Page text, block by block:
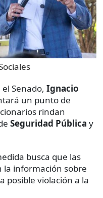
el Senado, Ignacio
un punto de
rindan
Seguridad Pública y
busca que las
la información sobre
posible violación a la